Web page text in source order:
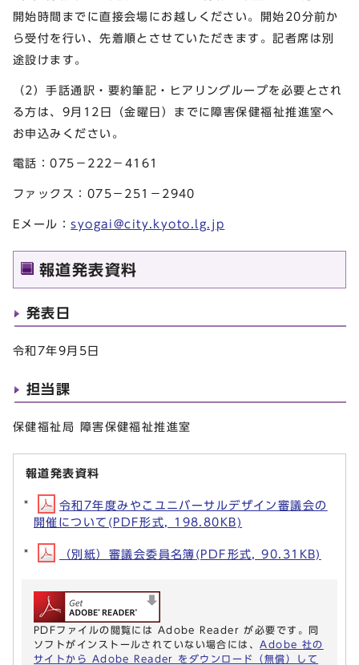
開始時間までに直接会場にお越しください。開始20分前か
ら受付を行い、先着順とさせていただきます。記者席は別
途設けます。
（2）手話通訳・要約筆記・ヒアリングループを必要とされ
る方は、9月12日（金曜日）までに障害保健福祉推進室へ
お申込みください。
電話：075－222－4161
ファックス：075－251－2940
Eメール：syogai@city.kyoto.lg.jp
報道発表資料
発表日
令和7年9月5日
担当課
保健福祉局 障害保健福祉推進室
報道発表資料
令和7年度みやこユニバーサルデザイン審議会の
開催について(PDF形式, 198.80KB)
（別紙）審議会委員名簿(PDF形式, 90.31KB)
PDFファイルの閲覧には Adobe Reader が必要です。同
ソフトがインストールされていない場合には、 Adobe 社の
サイトから Adobe Reader をダウンロード（無償）して